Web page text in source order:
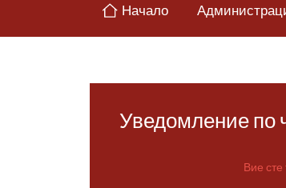
Начало
Уведомление по
Вие сте